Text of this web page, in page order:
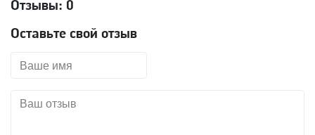
Отзывы: 0
Оставьте свой отзыв